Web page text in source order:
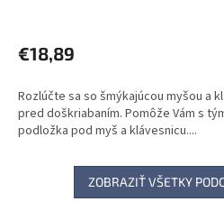
€18,89
Rozlúčte sa so šmýkajúcou myšou a
pred doškriabaním. Pomôže Vám s
podložka pod myš a klávesnicu....
ZOBRAZIŤ VŠETKY